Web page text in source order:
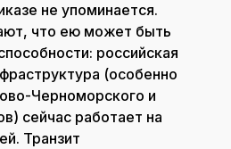
не упоминается.
что ею может быть
российская
(особенно
Черноморского и
сейчас работает на
Транзит